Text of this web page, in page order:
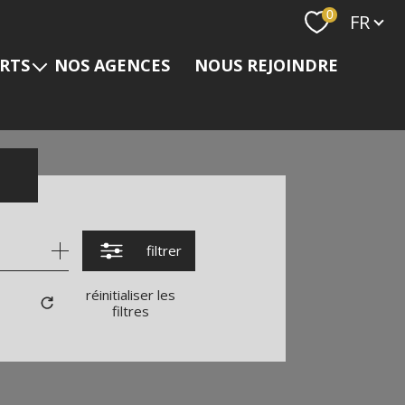
0 Langue
FR
NOS AGENCES NOUS REJOINDRE
filtrer
réinitialiser les
filtres